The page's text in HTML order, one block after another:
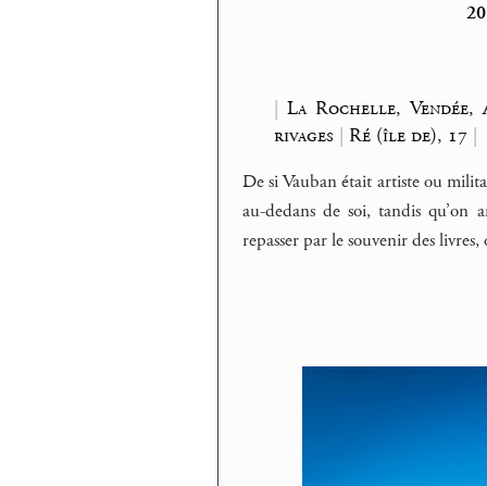
| La Rochelle, Vendée,
rivages | Ré (île de), 17|
De si Vauban était artiste ou
au-dedans de soi, tandis
repasser par le souvenir des